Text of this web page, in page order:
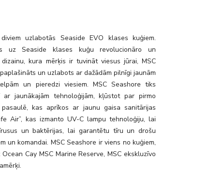
uzlabotās Seaside EVO klases kuģiem.
uz Seaside klases kuģu revolucionāro un
kura mērķis ir tuvināt viesus jūrai, MSC
un uzlabots ar dažādām pilnīgi jaunām
un pieredzi viesiem. MSC Seashore tiks
ar jaunākajām tehnoloģijām, kļūstot par pirmo
kas aprīkos ar jaunu gaisa sanitārijas
Air”, kas izmanto UV-C lampu tehnoloģiju, lai
un baktērijas, lai garantētu tīru un drošu
un komandai. MSC Seashore ir viens no kuģiem,
Cay MSC Marine Reserve, MSC ekskluzīvo